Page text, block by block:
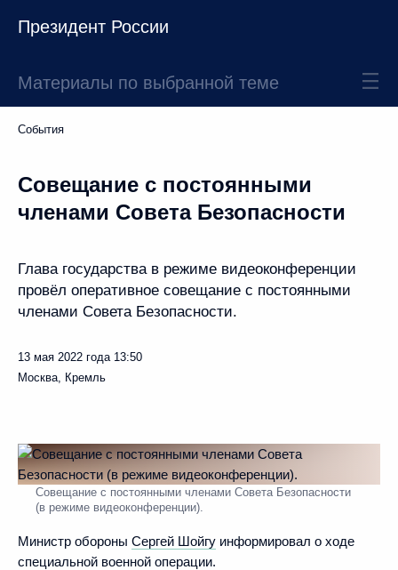
Президент России
Материалы по выбранной теме
События
Совещание с постоянными
членами Совета Безопасности
Глава государства в режиме видеоконференции
провёл оперативное совещание с постоянными
членами Совета Безопасности.
13 мая 2022 года 13:50
Москва, Кремль
Совещание с постоянными членами Совета Безопасности
(в режиме видеоконференции).
Министр обороны Сергей Шойгу информировал о ходе
специальной военной операции.